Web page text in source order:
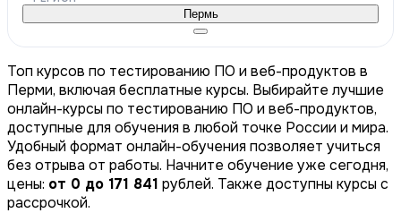
Пермь
Топ курсов по тестированию ПО и веб-продуктов в
Перми, включая бесплатные курсы. Выбирайте лучшие
онлайн-курсы по тестированию ПО и веб-продуктов,
доступные для обучения в любой точке России и мира.
Удобный формат онлайн-обучения позволяет учиться
без отрыва от работы. Начните обучение уже сегодня,
цены: от 0 до 171 841 рублей. Также доступны курсы с
рассрочкой.